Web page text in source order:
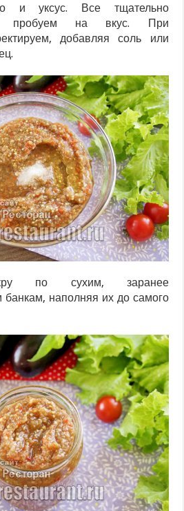
и уксус. Все тщательно
пробуем на вкус. При
добавляя соль или
по сухим, заранее
банкам, наполняя их до самого